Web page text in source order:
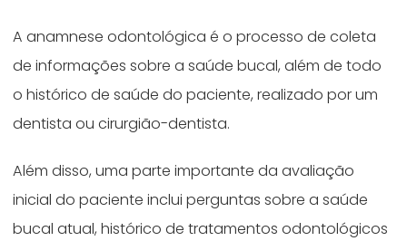
A anamnese odontológica é o processo de coleta
de informações sobre a saúde bucal, além de todo
o histórico de saúde do paciente, realizado por um
dentista ou cirurgião-dentista.
Além disso, uma parte importante da avaliação
inicial do paciente inclui perguntas sobre a saúde
bucal atual, histórico de tratamentos odontológicos